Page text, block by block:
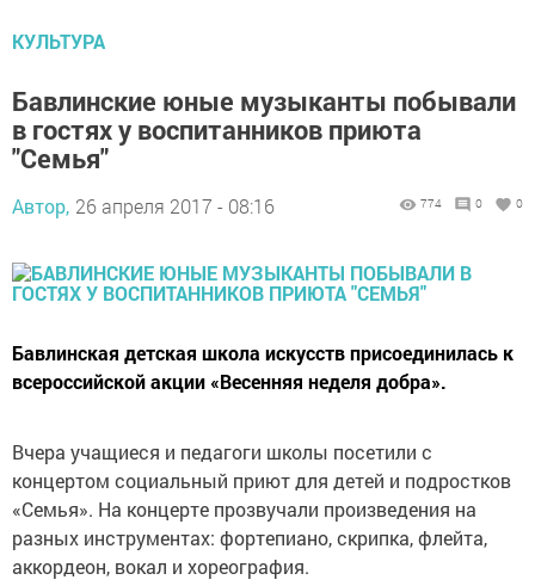
КУЛЬТУРА
Бавлинские юные музыканты побывали
в гостях у воспитанников приюта
"Семья"
Автор, 26 апреля 2017 - 08:16 774 0 0
Бавлинская детская школа искусств присоединилась к
всероссийской акции «Весенняя неделя добра».
Вчера учащиеся и педагоги школы посетили с
концертом социальный приют для детей и подростков
«Семья». На концерте прозвучали произведения на
разных инструментах: фортепиано, скрипка, флейта,
аккордеон, вокал и хореография.